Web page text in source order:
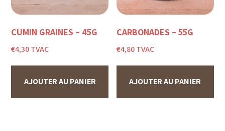
CUMIN GRAINES – 45G
€4,30TVAC
AJOUTER AU PANIER
CARBONADES – 55G
€4,80TVAC
AJOUTER AU PANIER